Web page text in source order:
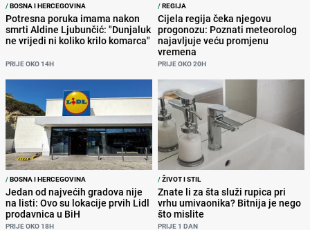
/BOSNA I HERCEGOVINA
Potresna poruka imama nakon
smrti Aldine Ljubunčić: "Dunjaluk
ne vrijedi ni koliko krilo komarca"
PRIJE OKO 14H
/REGIJA
Cijela regija čeka njegovu
progonozu: Poznati meteorolog
najavljuje veću promjenu
vremena
PRIJE OKO 20H
/BOSNA I HERCEGOVINA
Jedan od najvećih gradova nije
na listi: Ovo su lokacije prvih Lidl
prodavnica u BiH
PRIJE OKO 18H
/ŽIVOT I STIL
Znate li za šta služi rupica pri
vrhu umivaonika? Bitnija je nego
što mislite
PRIJE 1 DAN